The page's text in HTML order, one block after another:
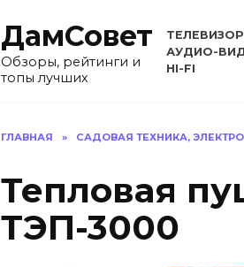
ДамСовет
Обзоры, рейтинги и
топы лучших
АУДИО-
HI-FI
ГЛАВНАЯ » САДОВАЯ ТЕХНИКА,
Тепловая
ТЭП-3000